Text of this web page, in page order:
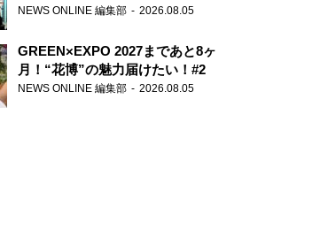
ー『アナスタシア』を紹介
NEWS ONLINE 編集部 2026.08.05
GREEN×EXPO 2027まであと8ヶ
月！“花博”の魅力届けたい！#2
NEWS ONLINE 編集部 2026.08.05